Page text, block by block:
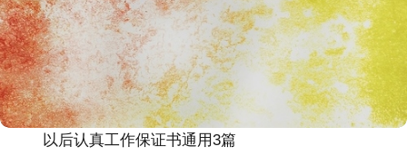
以后认真工作保证书通用3篇